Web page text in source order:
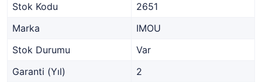
Stok Kodu
2651
Marka
IMOU
Stok Durumu
Var
Garanti (Yıl)
2